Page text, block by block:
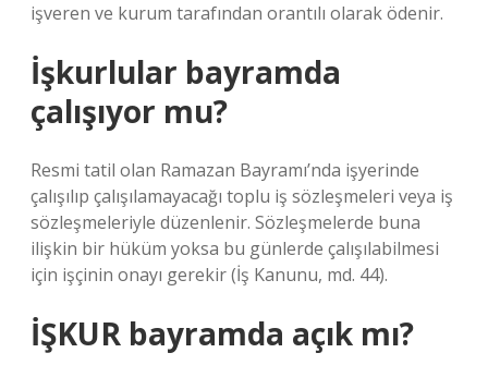
işveren ve kurum tarafından orantılı olarak ödenir.
İşkurlular bayramda
çalışıyor mu?
Resmi tatil olan Ramazan Bayramı’nda işyerinde
çalışılıp çalışılamayacağı toplu iş sözleşmeleri veya iş
sözleşmeleriyle düzenlenir. Sözleşmelerde buna
ilişkin bir hüküm yoksa bu günlerde çalışılabilmesi
için işçinin onayı gerekir (İş Kanunu, md. 44).
İŞKUR bayramda açık mı?